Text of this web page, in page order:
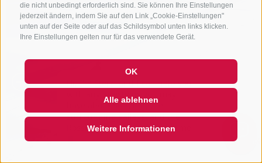
die nicht unbedingt erforderlich sind. Sie können Ihre Einstellungen
jederzeit ändern, indem Sie auf den Link „Cookie-Einstellungen"
unten auf der Seite oder auf das Schildsymbol unten links klicken.
Ihre Einstellungen gelten nur für das verwendete Gerät.
OK
Alle ablehnen
Weitere Informationen
QUICKLINKS
Hi, I'm Sterzi and I can help you
with any questions you may
have about Sterzing, the
surrounding valleys, and the
Rosskopf mountain. Just ask me
anything, I'm happy to help! ...